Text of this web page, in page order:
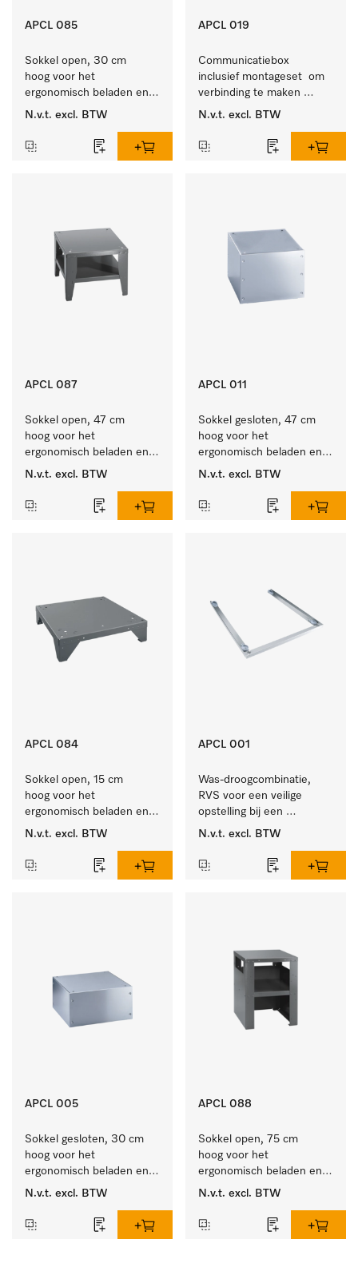
APCL 085
Sokkel open, 30 cm
hoog voor het
ergonomisch beladen en
ontladen van de
N.v.t. excl. BTW
APCL 019
Communicatiebox
inclusief montageset  om
verbinding te maken
tussen
en externe systemen.
N.v.t. excl. BTW
APCL 087
Sokkel open, 47 cm
hoog voor het
ergonomisch beladen en
ontladen van de
N.v.t. excl. BTW
APCL 011
Sokkel gesloten, 47 cm
hoog voor het
ergonomisch beladen en
legen van de wasmachine
N.v.t. excl. BTW
APCL 084
Sokkel open, 15 cm
hoog voor het
ergonomisch beladen en
ontladen van de
N.v.t. excl. BTW
APCL 001
Was-droogcombinatie,
RVS voor een veilige
opstelling bij een
was/droogzuil.
N.v.t. excl. BTW
APCL 005
Sokkel gesloten, 30 cm
hoog voor het
ergonomisch beladen en
legen van de wasmachine
N.v.t. excl. BTW
APCL 088
Sokkel open, 75 cm
hoog voor het
ergonomisch beladen en
ontladen van de
N.v.t. excl. BTW